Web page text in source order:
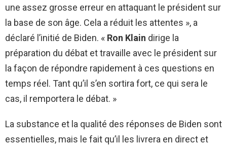
une assez grosse erreur en attaquant le président sur
la base de son âge. Cela a réduit les attentes », a
déclaré l’initié de Biden. « Ron Klain dirige la
préparation du débat et travaille avec le président sur
la façon de répondre rapidement à ces questions en
temps réel. Tant qu’il s’en sortira fort, ce qui sera le
cas, il remportera le débat. »
La substance et la qualité des réponses de Biden sont
essentielles, mais le fait qu’il les livrera en direct et